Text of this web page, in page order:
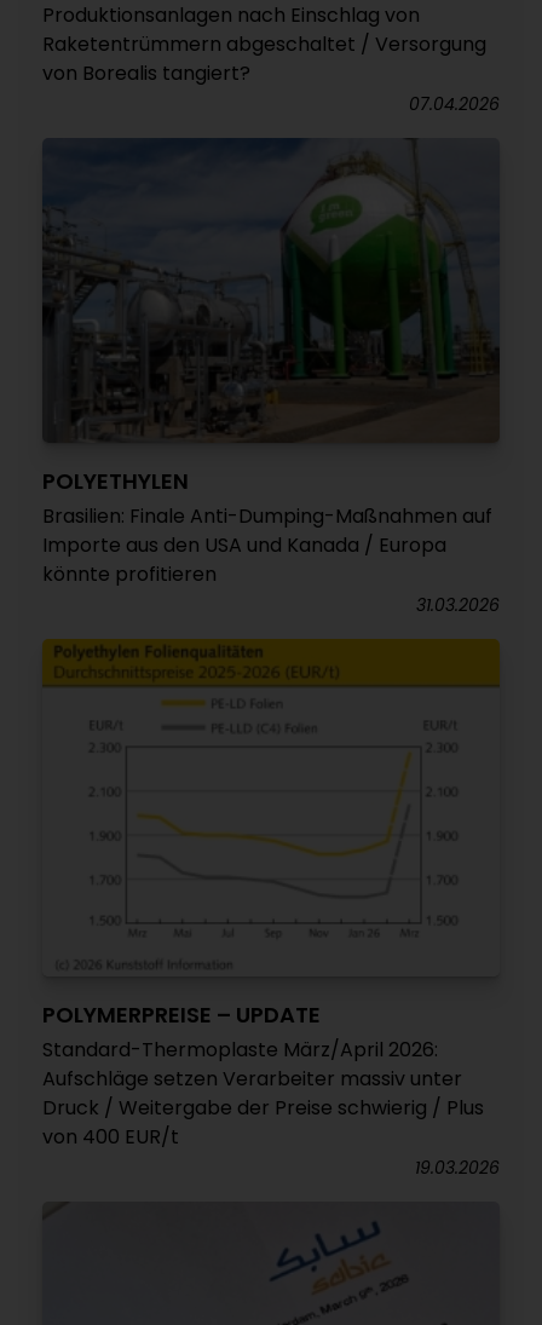
Produktionsanlagen nach Einschlag von
Raketentrümmern abgeschaltet / Versorgung
von Borealis tangiert?
07.04.2026
POLYETHYLEN
Brasilien: Finale Anti-Dumping-Maßnahmen auf
Importe aus den USA und Kanada / Europa
könnte profitieren
31.03.2026
POLYMERPREISE – UPDATE
Standard-Thermoplaste März/April 2026:
Aufschläge setzen Verarbeiter massiv unter
Druck / Weitergabe der Preise schwierig / Plus
von 400 EUR/t
19.03.2026